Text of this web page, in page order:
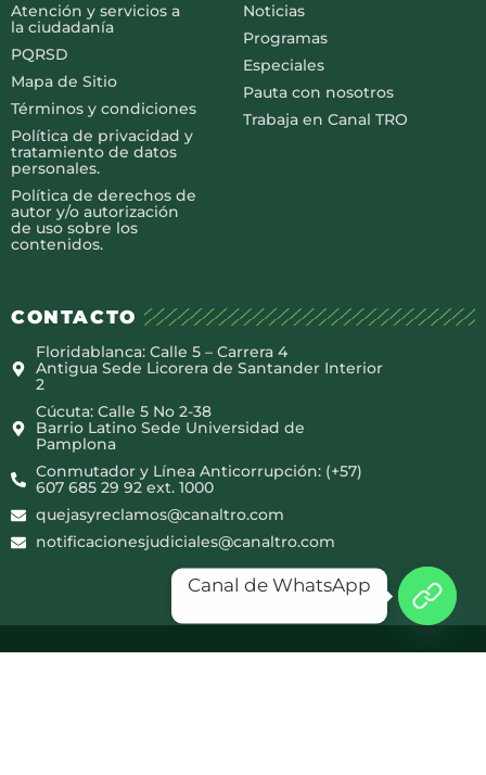
Atención y servicios a
la ciudadanía
PQRSD
Mapa de Sitio
Términos y condiciones
Política de privacidad y
tratamiento de datos
personales.
Política de derechos de
autor y/o autorización
de uso sobre los
contenidos.
Noticias
Programas
Especiales
Pauta con nosotros
Trabaja en Canal TRO
CONTACTO
Floridablanca: Calle 5 – Carrera 4
Antigua Sede Licorera de Santander Interior
2
Cúcuta: Calle 5 No 2-38
Barrio Latino Sede Universidad de
Pamplona
Conmutador y Línea Anticorrupción: (+57)
607 685 29 92 ext. 1000
quejasyreclamos@canaltro.com
notificacionesjudiciales@canaltro.com
Canal de WhatsApp